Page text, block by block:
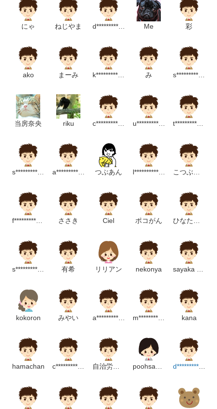
にゃ ねじやま d***********p Me 彩
ako まーみ k***************m み s************************p
当房奈央 riku c******************m u*****************m t*******************m
s***************************p a******************p つぶあん l********************m
f**********************p ささき Ciel ポコがん
s**************p 有希 リリアン nekonya
kokoron みやい a**********************m m**************************m kana
hamachan c************************p 自治労連愛知県本部 d*******************m